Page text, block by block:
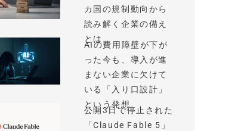
カ国の規制動向から
読み解く企業の備え
とは
AIの費用障壁が下が
った今も、導入が進
まない企業に欠けて
いる「入り口設計」
という発想
公開3日で停止された
「Claude Fable 5」